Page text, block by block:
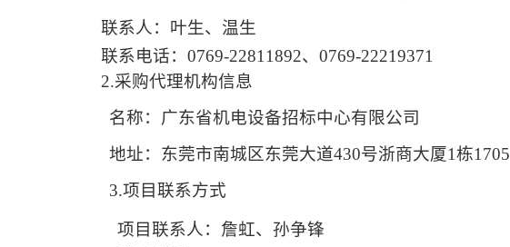
联系人：叶生、温生
联系电话： 0769-22811892、0769-22219371
2.采购代理机构信息
名称：广东省机电设备招标中心有限公司
地址：东莞市南城区东莞大道430号浙商大厦1栋1705
3.项目联系方式
项目联系人：詹虹、孙争锋